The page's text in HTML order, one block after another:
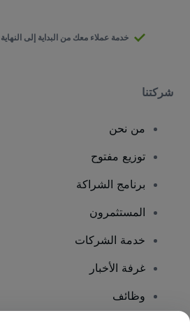
خدمة عملاء معك من البداية إلى النهاية
شركتنا
من نحن
توزيع مفتوح
برنامج الشراكة
المستثمرون
خدمة الشركات
غرفة الأخبار
وظائف